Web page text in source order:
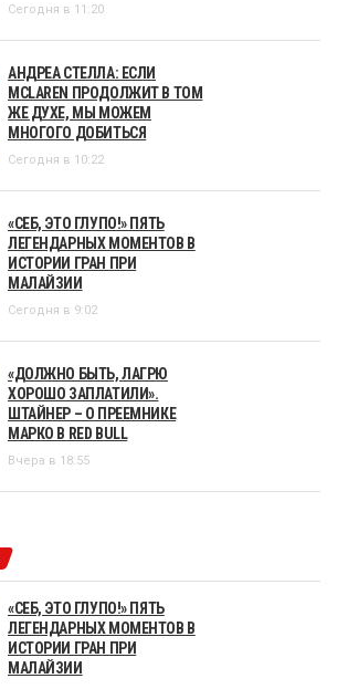
Сегодня в 11:20
АНДРЕА СТЕЛЛА: ЕСЛИ
MCLAREN ПРОДОЛЖИТ В ТОМ
ЖЕ ДУХЕ, МЫ МОЖЕМ
МНОГОГО ДОБИТЬСЯ
Сегодня в 10:22
«СЕБ, ЭТО ГЛУПО!» ПЯТЬ
ЛЕГЕНДАРНЫХ МОМЕНТОВ В
ИСТОРИИ ГРАН ПРИ
МАЛАЙЗИИ
Сегодня в 9:02
«ДОЛЖНО БЫТЬ, ЛАГРЮ
ХОРОШО ЗАПЛАТИЛИ».
ШТАЙНЕР – О ПРЕЕМНИКЕ
МАРКО В RED BULL
Вчера в 18:55
«СЕБ, ЭТО ГЛУПО!» ПЯТЬ
ЛЕГЕНДАРНЫХ МОМЕНТОВ В
ИСТОРИИ ГРАН ПРИ
МАЛАЙЗИИ